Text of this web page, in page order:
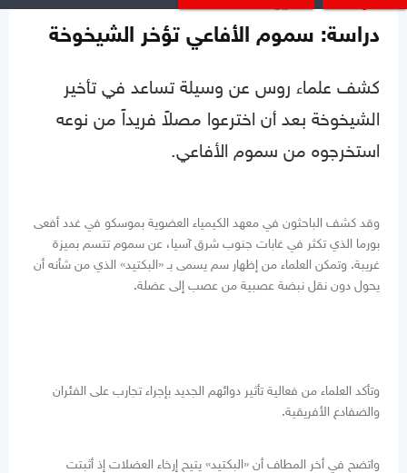
دراسة: سموم الأفاعي تؤخر الشيخوخة
كشف علماء روس عن وسيلة تساعد في تأخير
الشيخوخة بعد أن اخترعوا مصلاً فريداً من نوعه
استخرجوه من سموم الأفاعي.
وقد كشف الباحثون في معهد الكيمياء العضوية بموسكو في غدد أفعى
بورما الذي تكثر في غابات جنوب شرق آسيا، عن سموم تتسم بميزة
غريبة. وتمكن العلماء من إظهار سم يسمى بـ «البكتيد» الذي من شأنه أن
يحول دون نقل نبضة عصبية من عصب إلى عضلة.
وتأكد العلماء من فعالية تأثير دوائهم الجديد بإجراء تجارب على الفئران
والضفادع الأفريقية.
واتضح في أخر المطاف أن «البكتيد» يتيح إرخاء العضلات إذ أثبتت